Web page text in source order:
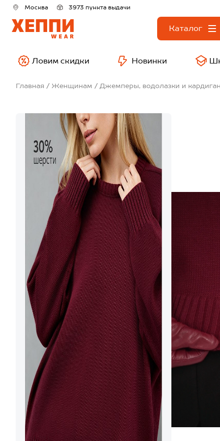
Москва 3973 пункта выдачи
Каталог
Ловим скидки Новинки
Главная Женщинам Джемперы, водолазки и